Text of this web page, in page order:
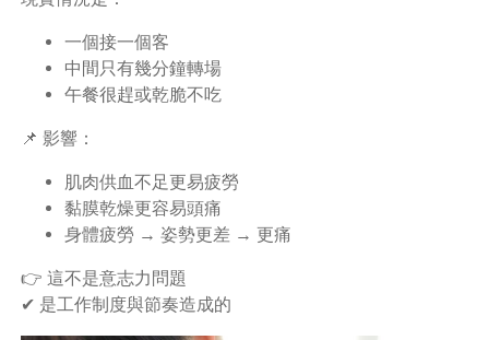
一個接一個客
中間只有幾分鐘轉場
午餐很趕或乾脆不吃
📌 影響：
肌肉供血不足更易疲勞
黏膜乾燥更容易頭痛
身體疲勞 → 姿勢更差 → 更痛
👉 這不是意志力問題
✔ 是工作制度與節奏造成的